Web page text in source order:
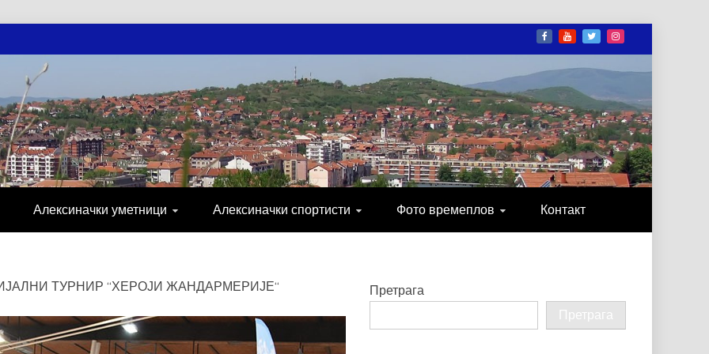
НОВОСТИ
СПОРТ, ПОСЛОВНИ ИМЕНИК, ХРОНИКА, ЗАБАВА…
Алексиначки уметници Алексиначки спортисти Фото времеплов Контакт
ТУРНИР “ХЕРОЈИ ЖАНДАРМЕРИЈЕ“
Претрага
Претрага